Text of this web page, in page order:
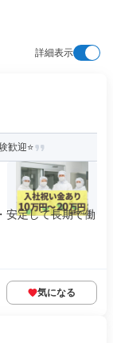
詳細表示
歓迎⭐
安定して長期で働
気になる